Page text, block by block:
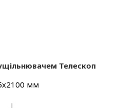
Телескоп
мм